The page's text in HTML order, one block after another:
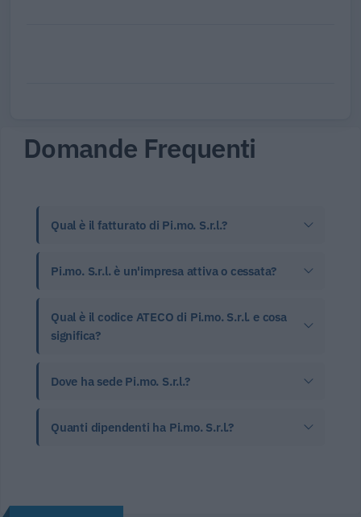
Domande Frequenti
Qual è il fatturato di Pi.mo. S.r.l.?
Pi.mo. S.r.l. è un'impresa attiva o cessata?
Qual è il codice ATECO di Pi.mo. S.r.l. e cosa
significa?
Dove ha sede Pi.mo. S.r.l.?
Quanti dipendenti ha Pi.mo. S.r.l.?